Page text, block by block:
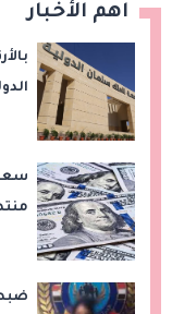
اهم الأخبار
سعر